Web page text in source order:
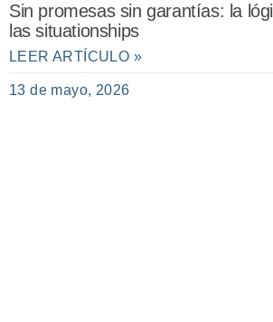
Sin promesas sin garantías: la
las situationships
LEER ARTÍCULO »
13 de mayo, 2026